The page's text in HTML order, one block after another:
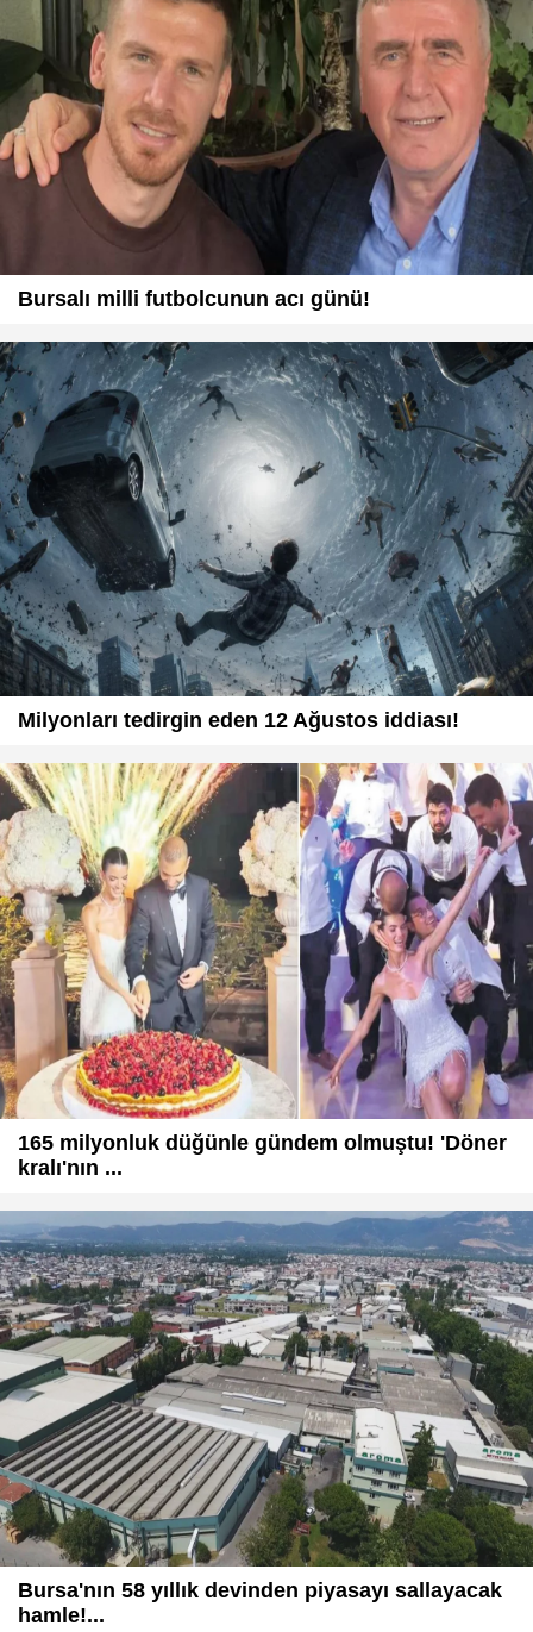
Bursalı milli futbolcunun acı günü!
Milyonları tedirgin eden 12 Ağustos iddiası!
165 milyonluk düğünle gündem olmuştu! 'Döner
kralı'nın ...
Bursa'nın 58 yıllık devinden piyasayı sallayacak
hamle!...